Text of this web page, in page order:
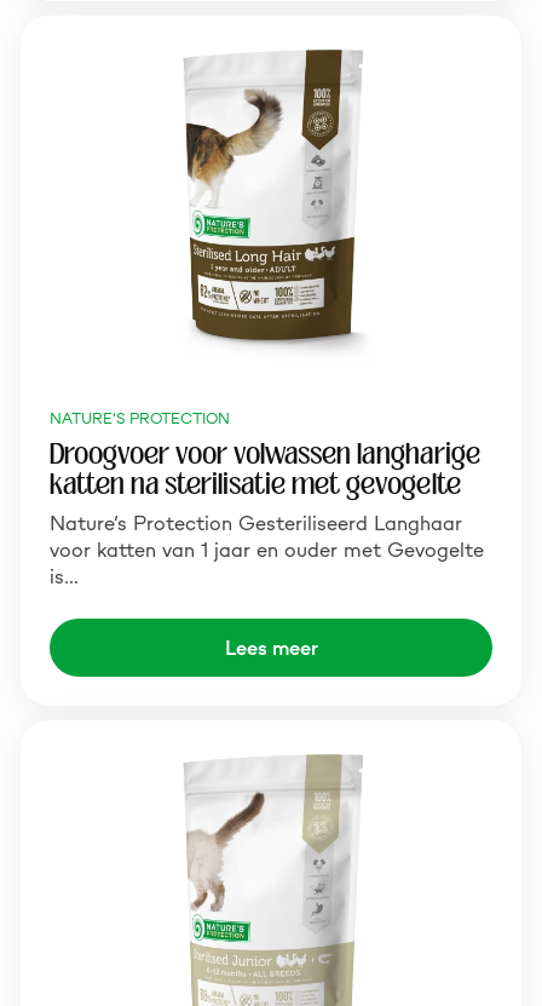
NATURE'S PROTECTION
Droogvoer voor volwassen langharige
katten na sterilisatie met gevogelte
Nature’s Protection Gesteriliseerd Langhaar
voor katten van 1 jaar en ouder met Gevogelte
is…
Lees meer